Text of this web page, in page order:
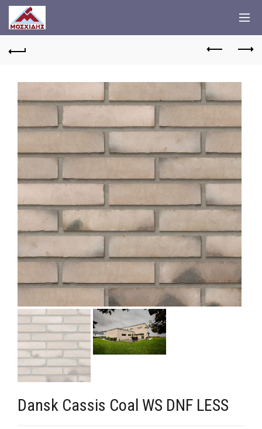
Dansk Cassis Coal WS DNF LESS